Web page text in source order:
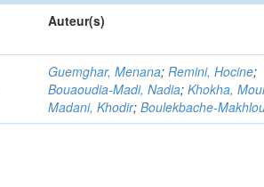
Auteur(s)
Guemghar, Menana;Remini, Hocine;
Bouaoudia-Madi, Nadia;Khokha,
Madani, Khodir;Boulekbache-